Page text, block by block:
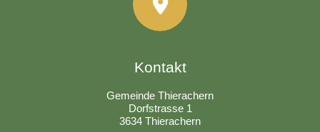
Kontakt
Gemeinde Thierachern
Dorfstrasse 1
3634 Thierachern